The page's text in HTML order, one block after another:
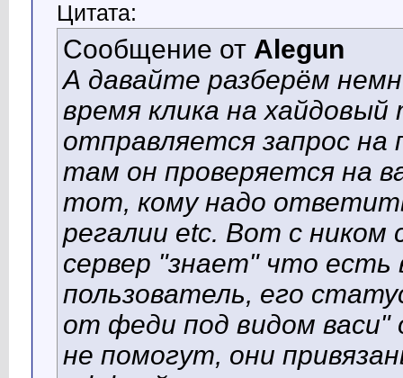
Цитата:
Сообщение от Alegun
А давайте разберём
время клика на
отправляется запрос на
там он проверяется на
тот, кому надо
регалии etc. Вот с ником
сервер "знает" что есть
пользователь, его
от феди под видом
не помогут, они